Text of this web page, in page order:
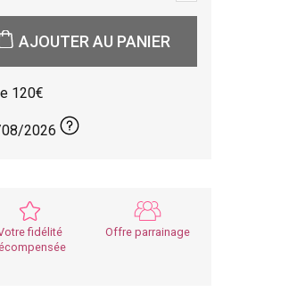
AJOUTER AU PANIER
120
2026
fidélité
Offre parrainage